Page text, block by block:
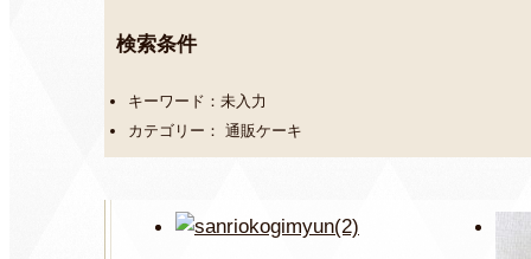
検索条件
キーワード：未入力
カテゴリー： 通販ケーキ